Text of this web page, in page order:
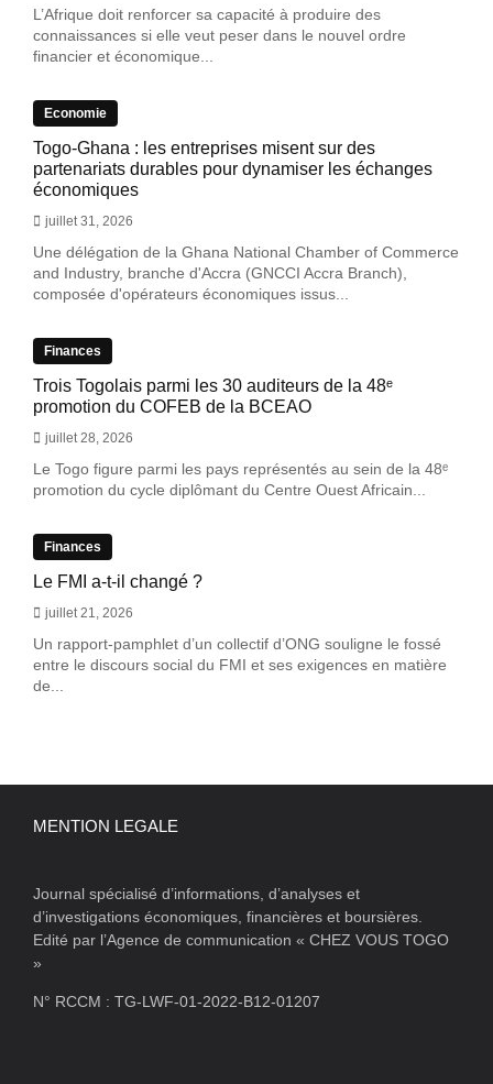
L’Afrique doit renforcer sa capacité à produire des
connaissances si elle veut peser dans le nouvel ordre
financier et économique...
Economie
Togo-Ghana : les entreprises misent sur des
partenariats durables pour dynamiser les échanges
économiques
juillet 31, 2026
Une délégation de la Ghana National Chamber of Commerce
and Industry, branche d'Accra (GNCCI Accra Branch),
composée d'opérateurs économiques issus...
Finances
Trois Togolais parmi les 30 auditeurs de la 48ᵉ
promotion du COFEB de la BCEAO
juillet 28, 2026
Le Togo figure parmi les pays représentés au sein de la 48ᵉ
promotion du cycle diplômant du Centre Ouest Africain...
Finances
Le FMI a-t-il changé ?
juillet 21, 2026
Un rapport-pamphlet d’un collectif d’ONG souligne le fossé
entre le discours social du FMI et ses exigences en matière
de...
MENTION LEGALE
Journal spécialisé d’informations, d’analyses et
d’investigations économiques, financières et boursières.
Edité par l’Agence de communication « CHEZ VOUS TOGO
»
N° RCCM : TG-LWF-01-2022-B12-01207